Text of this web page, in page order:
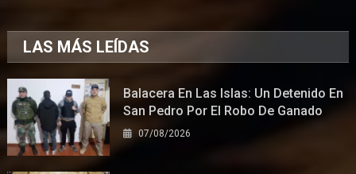
LAS MÁS LEÍDAS
Balacera En Las Islas: Un Detenido En
San Pedro Por El Robo De Ganado
07/08/2026